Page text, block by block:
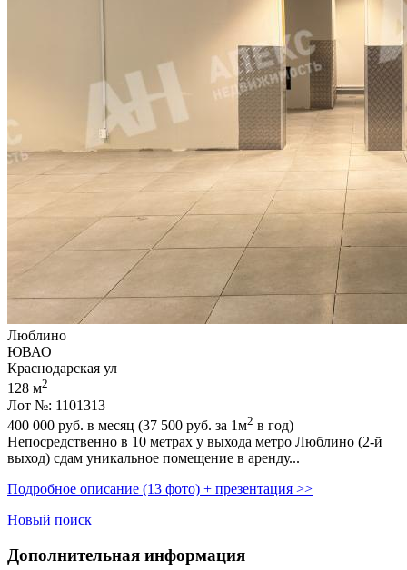
Люблино
ЮВАО
Краснодарская ул
128 м2
Лот №: 1101313
400 000 руб. в месяц (37 500 руб. за 1м2 в год)
Непосредственно в 10 метрах у выхода метро Люблино (2-й
выход) сдам уникальное помещение в аренду...
Подробное описание (13 фото) + презентация >>
Новый поиск
Дополнительная информация